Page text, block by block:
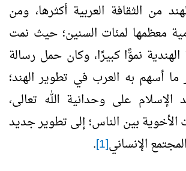
من الثقافة العربية أكثرها، ومن
معظمها لمئات السنين؛ حيث نمت
الهندية نموًّا كبيرًا، وكان حمل رسالة
ما أسهم به العرب في تطوير الهند؛
على وحدانية الله تعالى،
الأخوية بين الناس؛ إلى تطوير جديد
الإنساني[1]
.